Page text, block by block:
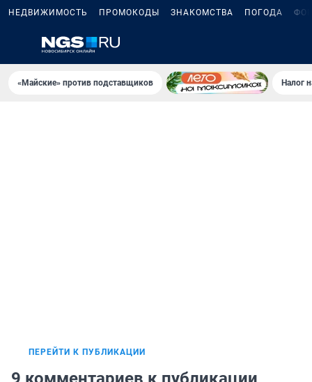
НЕДВИЖИМОСТЬ ПРОМОКОДЫ ЗНАКОМСТВА ПОГОДА
«Майские» против подставщиков Налог
ПЕРЕЙТИ К ПУБЛИКАЦИИ